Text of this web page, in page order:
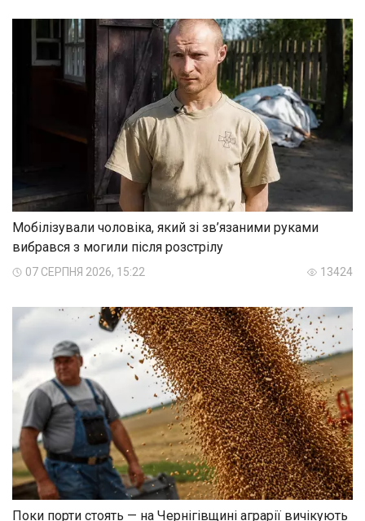
Мобілізували чоловіка, який зі зв’язаними руками
вибрався з могили після розстрілу
07 СЕРПНЯ 2026, 15:22 13424
Поки порти стоять — на Чернігівщині аграрії вичікують